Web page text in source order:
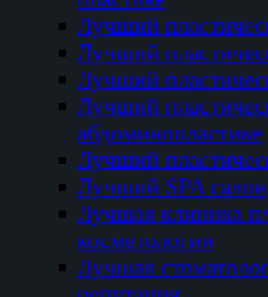
Лучший
Лучший
Лучший
Лучший
абдоминопластике
Лучший
Лучший SPA салон
Лучшая клиника
косметологии
Лучшая